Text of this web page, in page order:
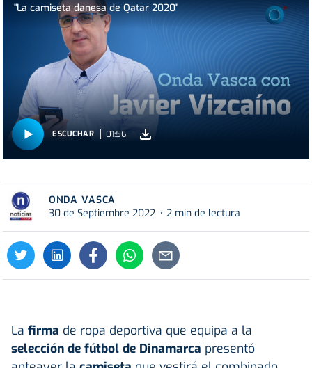
"La camiseta danesa de Qatar 2020"
ESCUCHAR 01:56
ONDA VASCA
30 de Septiembre 2022
2 min de lectura
La firma de ropa deportiva que equipa a la
selección de fútbol de Dinamarca presentó